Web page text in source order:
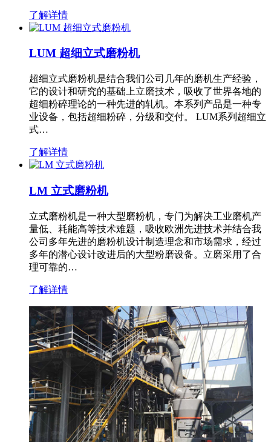
了解详情
LUM 超细立式磨粉机
超细立式磨粉机是结合我们公司几年的磨机生产经验，
它的设计和研究的基础上立磨技术，吸收了世界各地的
超细粉碎理论的一种先进的轧机。本系列产品是一种专
业设备，包括超细粉碎，分级和交付。 LUM系列超细立
式…
了解详情
LM 立式磨粉机
立式磨粉机是一种大型磨粉机，专门为解决工业磨机产
量低、耗能高等技术难题，吸收欧洲先进技术并结合我
公司多年先进的磨粉机设计制造理念和市场需求，经过
多年的潜心设计改进后的大型粉磨设备。立磨采用了合
理可靠的…
了解详情